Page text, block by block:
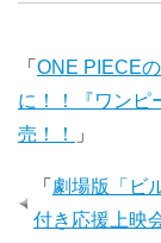
「 ONE PIECE
に！！『ワンピ
売！！
」
「 劇場版「ビ
付き応援上映